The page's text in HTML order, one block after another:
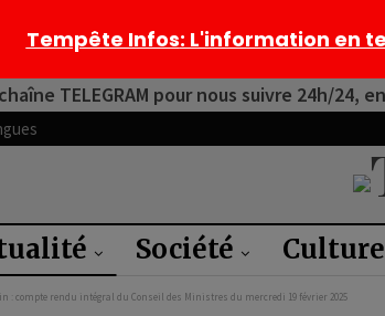
TELEGRAM pour nous suivre 24h/24,
Société Culture
: compte rendu intégral du Conseil des Ministres du mercredi 19 février 2025
Tempête Infos: L'information en